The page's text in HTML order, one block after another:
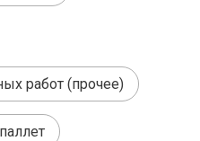
работ (прочее)